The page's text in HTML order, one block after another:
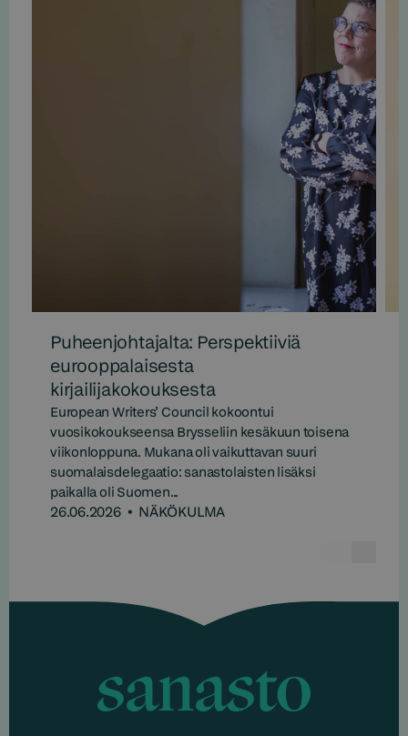
Puheenjohtajalta: Perspektiiviä
eurooppalaisesta
kirjailijakokouksesta
European Writers’ Council kokoontui
vuosikokoukseensa Brysseliin kesäkuun toisena
viikonloppuna. Mukana oli vaikuttavan suuri
suomalaisdelegaatio: sanastolaisten lisäksi
paikalla oli Suomen...
26.06.2026 • NÄKÖKULMA